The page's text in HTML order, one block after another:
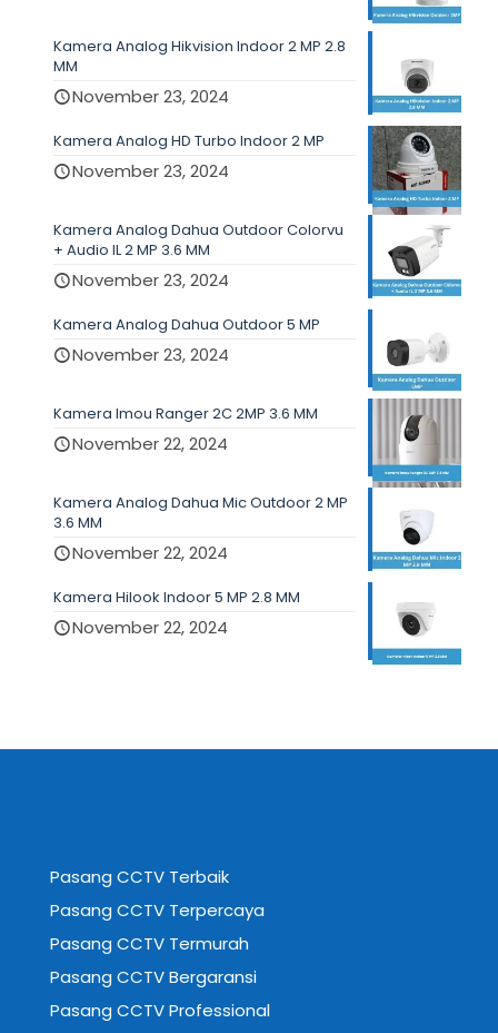
Kamera Analog Hikvision Indoor 2 MP 2.8
MM
November 23, 2024
Kamera Analog HD Turbo Indoor 2 MP
November 23, 2024
Kamera Analog Dahua Outdoor Colorvu
+ Audio IL 2 MP 3.6 MM
November 23, 2024
Kamera Analog Dahua Outdoor 5 MP
November 23, 2024
Kamera Imou Ranger 2C 2MP 3.6 MM
November 22, 2024
Kamera Analog Dahua Mic Outdoor 2 MP
3.6 MM
November 22, 2024
Kamera Hilook Indoor 5 MP 2.8 MM
November 22, 2024
Pasang CCTV Terbaik
Pasang CCTV Terpercaya
Pasang CCTV Termurah
Pasang CCTV Bergaransi
Pasang CCTV Professional